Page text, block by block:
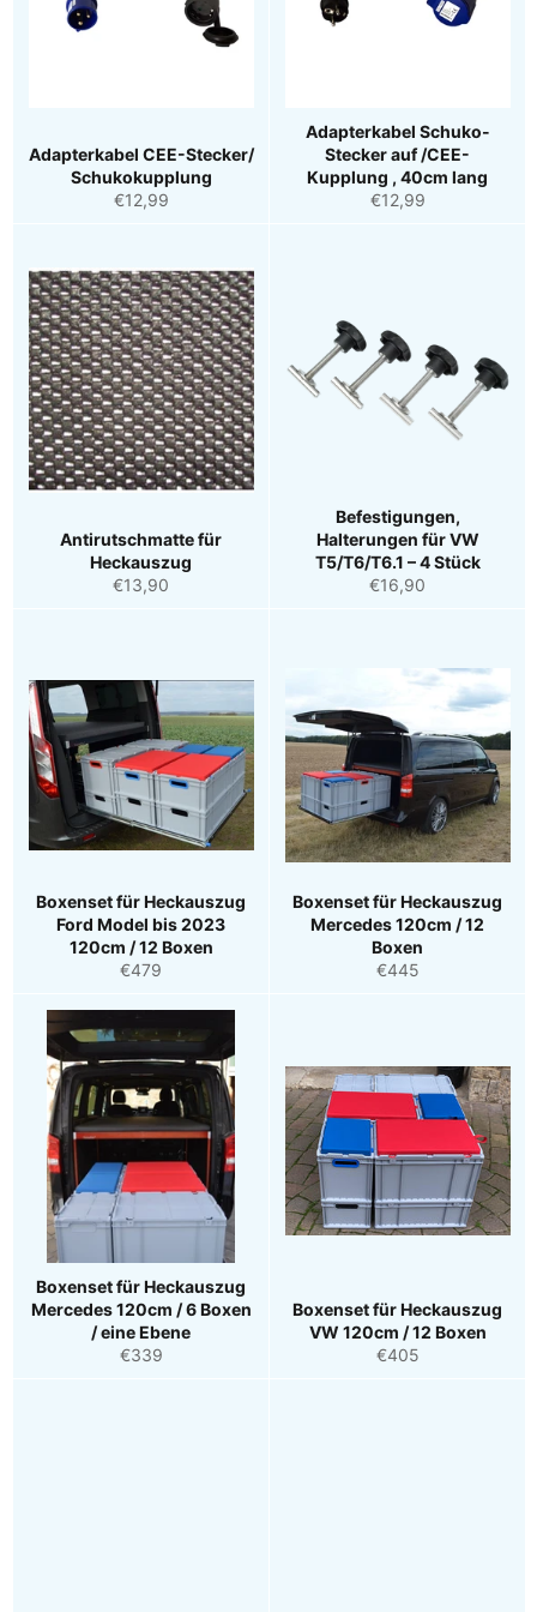
Adapterkabel CEE-Stecker/
Schukokupplung
Normaler
€12,99
Adapterkabel Schuko-
Stecker auf /CEE-
Kupplung , 40cm lang
Normaler
€12,99
Antirutschmatte für
Heckauszug
Normaler
€13,90
Befestigungen,
Halterungen für VW
T5/T6/T6.1 – 4 Stück
Normaler
€16,90
Boxenset für Heckauszug
Ford Model bis 2023
120cm / 12 Boxen
Normaler
€479
Boxenset für Heckauszug
Mercedes 120cm / 12
Boxen
Normaler
€445
Boxenset für Heckauszug
Mercedes 120cm / 6 Boxen
/ eine Ebene
Normaler
€339
Boxenset für Heckauszug
VW 120cm / 12 Boxen
Normaler
€405